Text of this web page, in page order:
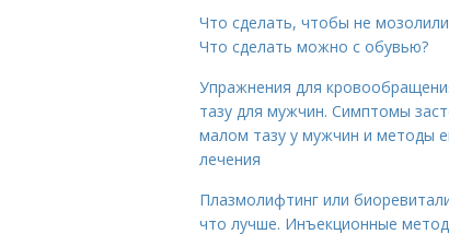
Что сделать, чтобы не
Что сделать можно с обувью?
Упражнения для
тазу для мужчин. Симптомы
малом тазу у мужчин и методы
лечения
Плазмолифтинг или
что лучше. Инъекционные